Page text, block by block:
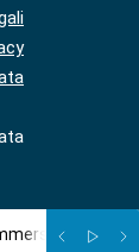
un